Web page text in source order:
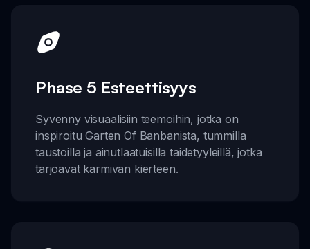
Phase 5 Esteettisyys
Syvenny visuaalisiin teemoihin, jotka on
inspiroitu Garten Of Banbanista, tummilla
taustoilla ja ainutlaatuisilla taidetyyleillä, jotka
tarjoavat karmivan kierteen.